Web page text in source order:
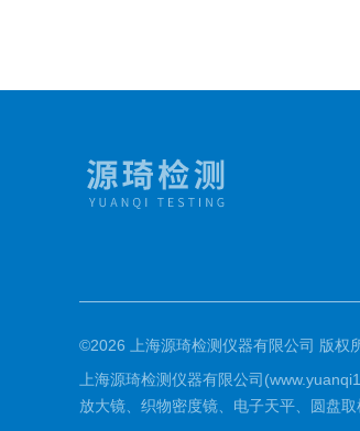
©2026 上海源琦检测仪器有限公司 版权
上海源琦检测仪器有限公司
放大镜、织物密度镜、电子天平、圆盘